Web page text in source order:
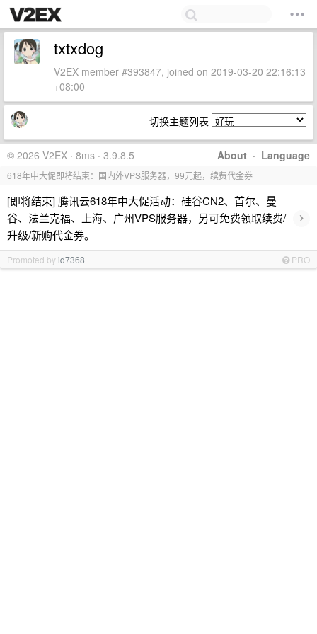
txtxdog
V2EX member #393847, joined on 2019-03-20 22:16:13
+08:00
切换主题列表
About · Language
© 2026 V2EX · 8ms · 3.9.8.5
618年中大促即将结束：国内外VPS服务器，99元起，续费代金券
[即将结束] 腾讯云618年中大促活动：硅谷CN2、首尔、曼
谷、法兰克福、上海、广州VPS服务器，另可免费领取续费/
升级/新购代金券。
›
Promoted byid7368 PRO